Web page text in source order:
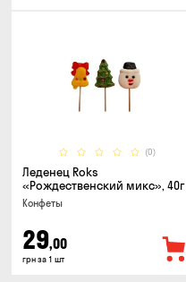
(0)
Леденец Roks
«Рождественский микс», 40г
Конфеты
29,00
грн за 1 шт